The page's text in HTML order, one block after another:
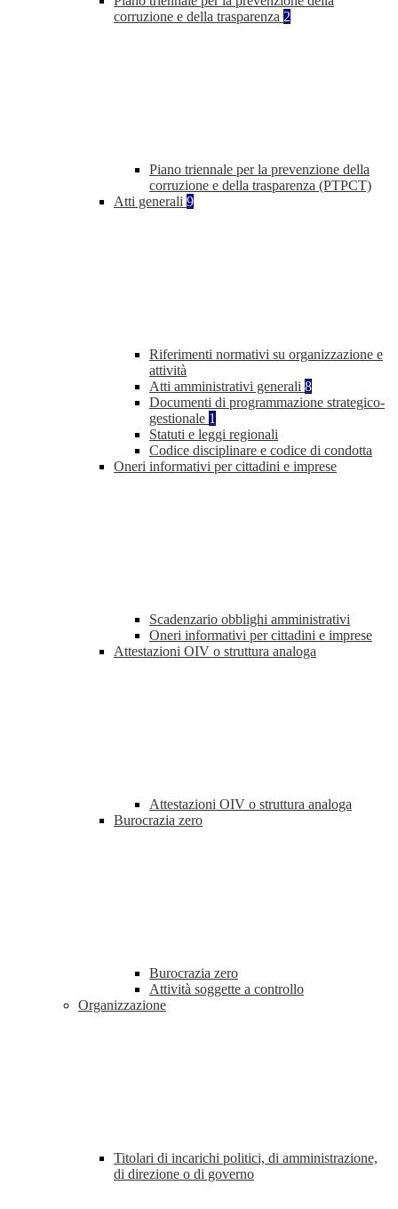
corruzione e della trasparenza 2
Piano triennale per la prevenzione della
corruzione e della trasparenza (PTPCT)
Atti generali 9
Riferimenti normativi su organizzazione e
attività
Atti amministrativi generali 8
Documenti di programmazione strategico-
gestionale 1
Statuti e leggi regionali
Codice disciplinare e codice di condotta
Oneri informativi per cittadini e imprese
Scadenzario obblighi amministrativi
Oneri informativi per cittadini e imprese
Attestazioni OIV o struttura analoga
Attestazioni OIV o struttura analoga
Burocrazia zero
Burocrazia zero
Attività soggette a controllo
Organizzazione
Titolari di incarichi politici, di amministrazione,
di direzione o di governo